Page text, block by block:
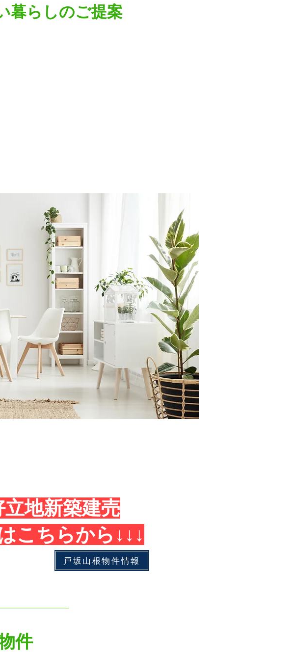
暮らしのご提案
地新築建売
ちらから↓↓↓
戸坂山根物件情報
件